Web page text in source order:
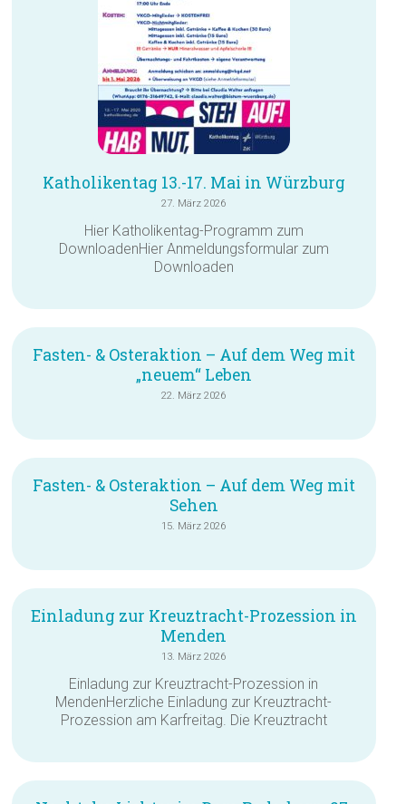
Katholikentag 13.-17. Mai in Würzburg
27. März 2026
Hier Katholikentag-Programm zum
DownloadenHier Anmeldungsformular zum
Downloaden
Fasten- & Osteraktion – Auf dem Weg mit
„neuem“ Leben
22. März 2026
Fasten- & Osteraktion – Auf dem Weg mit
Sehen
15. März 2026
Einladung zur Kreuztracht-Prozession in
Menden
13. März 2026
Einladung zur Kreuztracht-Prozession in
MendenHerzliche Einladung zur Kreuztracht-
Prozession am Karfreitag. Die Kreuztracht